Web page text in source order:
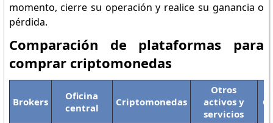
momento, cierre su operación y realice su ganancia o
pérdida.
Comparación de plataformas para
comprar criptomonedas
Brokers
Oficina
central
Criptomonedas
Otros
activos y
servicios